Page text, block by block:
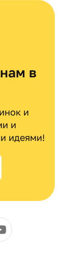
в
и
и
идеями!